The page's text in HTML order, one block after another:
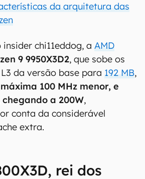
da arquitetura das
chi11eddog, a AMD
9 9950X3D2, que sobe os
L3 da versão base para 192 MB,
100 MHz menor, e
chegando a 200W,
conta da considerável
extra.
rei dos